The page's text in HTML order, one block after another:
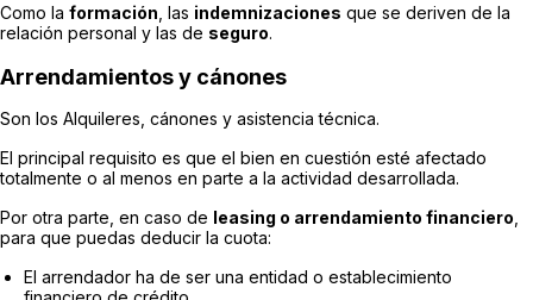
Como la formación , las indemnizaciones que se deriven de la
relación personal y las de seguro.
Arrendamientos y cánones
Son los Alquileres, cánones y asistencia técnica.
El principal requisito es que el bien en cuestión esté afectado
totalmente o al menos en parte a la actividad desarrollada.
Por otra parte, en caso de leasing o arrendamiento financiero
para que puedas deducir la cuota:
El arrendador ha de ser una entidad o establecimiento